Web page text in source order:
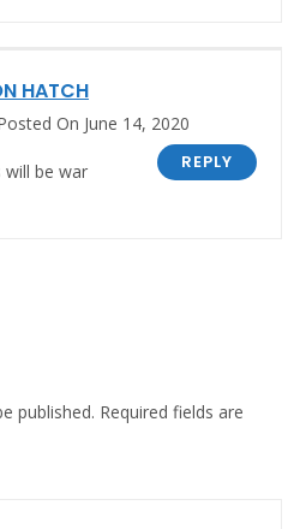
HATCH
On June 14, 2020
REPLY
will be war
published. Required fields are